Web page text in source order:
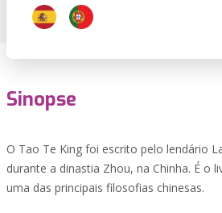
Sinopse
O Tao Te King foi escrito pelo lendário
durante a dinastia Zhou, na Chinha. É o
uma das principais filosofias chinesas.